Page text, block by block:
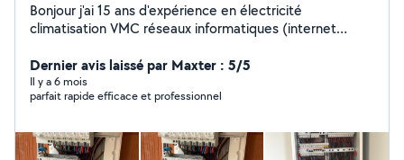
Bonjour j'ai 15 ans d'expérience en électricité
climatisation VMC réseaux informatiques (internet
Dernier avis laissé par Maxter : 5/5
Il y a 6 mois
parfait rapide efficace et professionnel